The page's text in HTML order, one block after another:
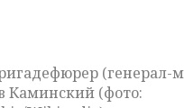
(генерал-
Каминский (фото: